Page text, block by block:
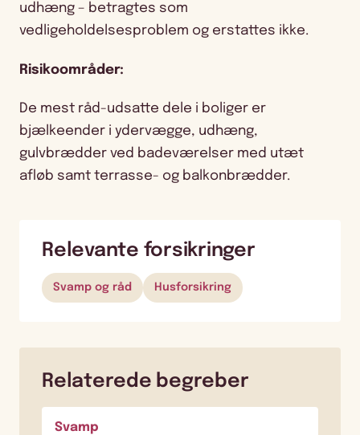
udhæng – betragtes som
vedligeholdelsesproblem og erstattes ikke.
Risikoområder:
De mest råd-udsatte dele i boliger er
bjælkeender i ydervægge, udhæng,
gulvbrædder ved badeværelser med utæt
afløb samt terrasse- og balkonbrædder.
Relevante forsikringer
Svamp og råd Husforsikring
Relaterede begreber
Svamp